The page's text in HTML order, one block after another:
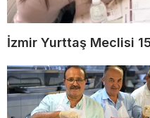
İzmir Yurttaş Meclisi